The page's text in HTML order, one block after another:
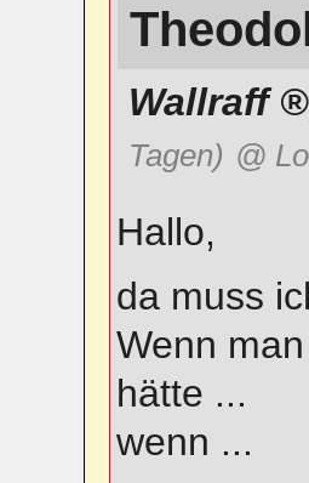
Wallraff
Tagen) @
Hallo,
da muss
Wenn
hätte ...
wenn ...